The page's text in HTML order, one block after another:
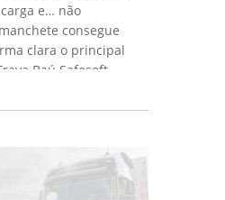
e… não
consegue
clara o principal
Baú Safesoft...